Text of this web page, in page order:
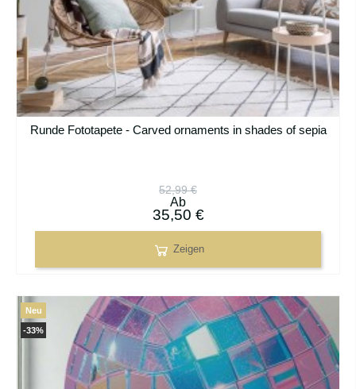
Runde Fototapete - Carved ornaments in shades of sepia
52,99 €
Ab
35,50 €
Zeigen
-33%
Neu